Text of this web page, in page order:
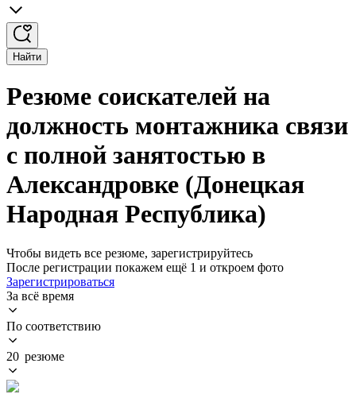
Найти
Резюме соискателей на
должность монтажника связи
с полной занятостью в
Александровке (Донецкая
Народная Республика)
Чтобы видеть все резюме, зарегистрируйтесь
После регистрации покажем ещё 1 и откроем фото
Зарегистрироваться
За всё время
По соответствию
20 резюме